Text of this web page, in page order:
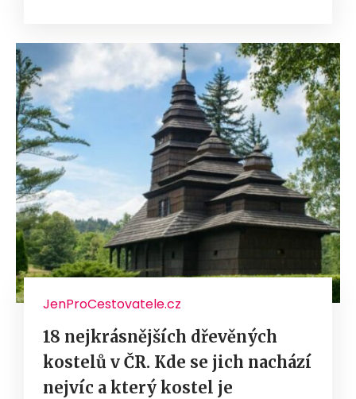
JenProCestovatele.cz
18 nejkrásnějších dřevěných
kostelů v ČR. Kde se jich nachází
nejvíc a který kostel je